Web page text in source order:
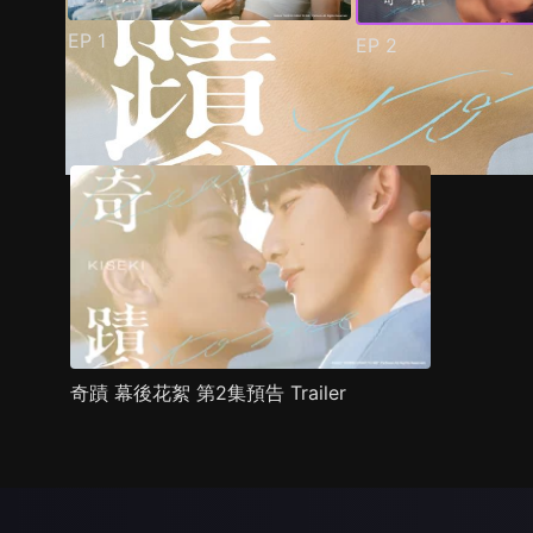
EP 1 EP 2
預告 劇照 推薦影片 劇情介紹
奇蹟 幕後花絮 第2集預告 Trailer